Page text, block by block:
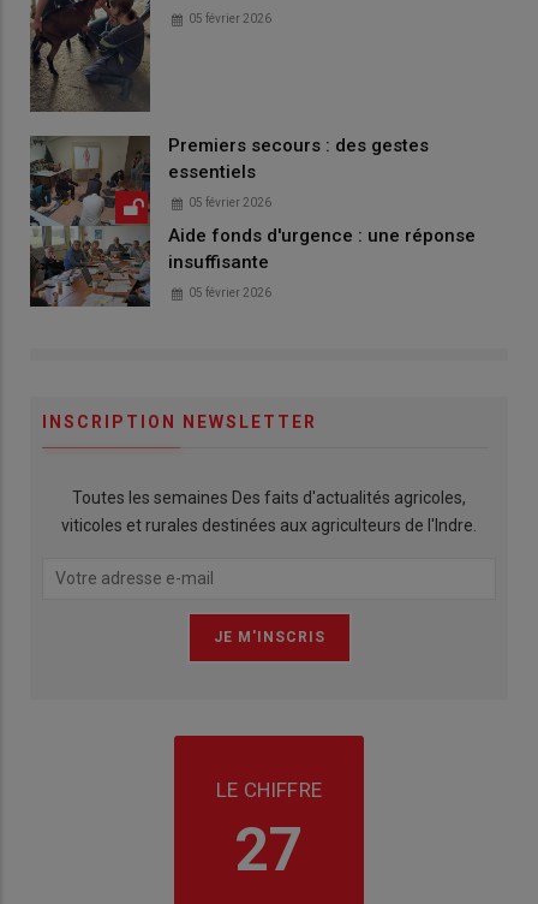
05 février 2026
Premiers secours : des gestes
essentiels
05 février 2026
Aide fonds d'urgence : une réponse
insuffisante
05 février 2026
INSCRIPTION NEWSLETTER
Toutes les semaines Des faits d'actualités agricoles,
viticoles et rurales destinées aux agriculteurs de l'Indre.
LE CHIFFRE
27